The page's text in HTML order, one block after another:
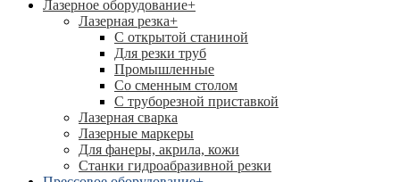
Лазерное оборудование+
Лазерная резка+
С открытой станиной
Для резки труб
Промышленные
Со сменным столом
С труборезной приставкой
Лазерная сварка
Лазерные маркеры
Для фанеры, акрила, кожи
Станки гидроабразивной резки